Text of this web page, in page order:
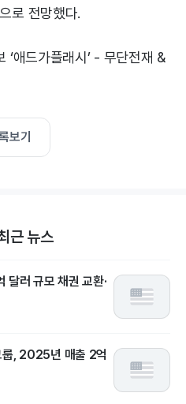
로 전망했다.
애드가플래시’ - 무단전재 &
보기
근 뉴스
달러 규모 채권 교환·
룹, 2025년 매출 2억